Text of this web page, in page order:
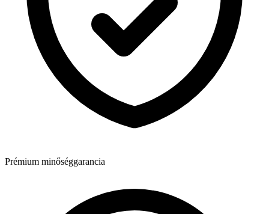
Prémium minőséggarancia